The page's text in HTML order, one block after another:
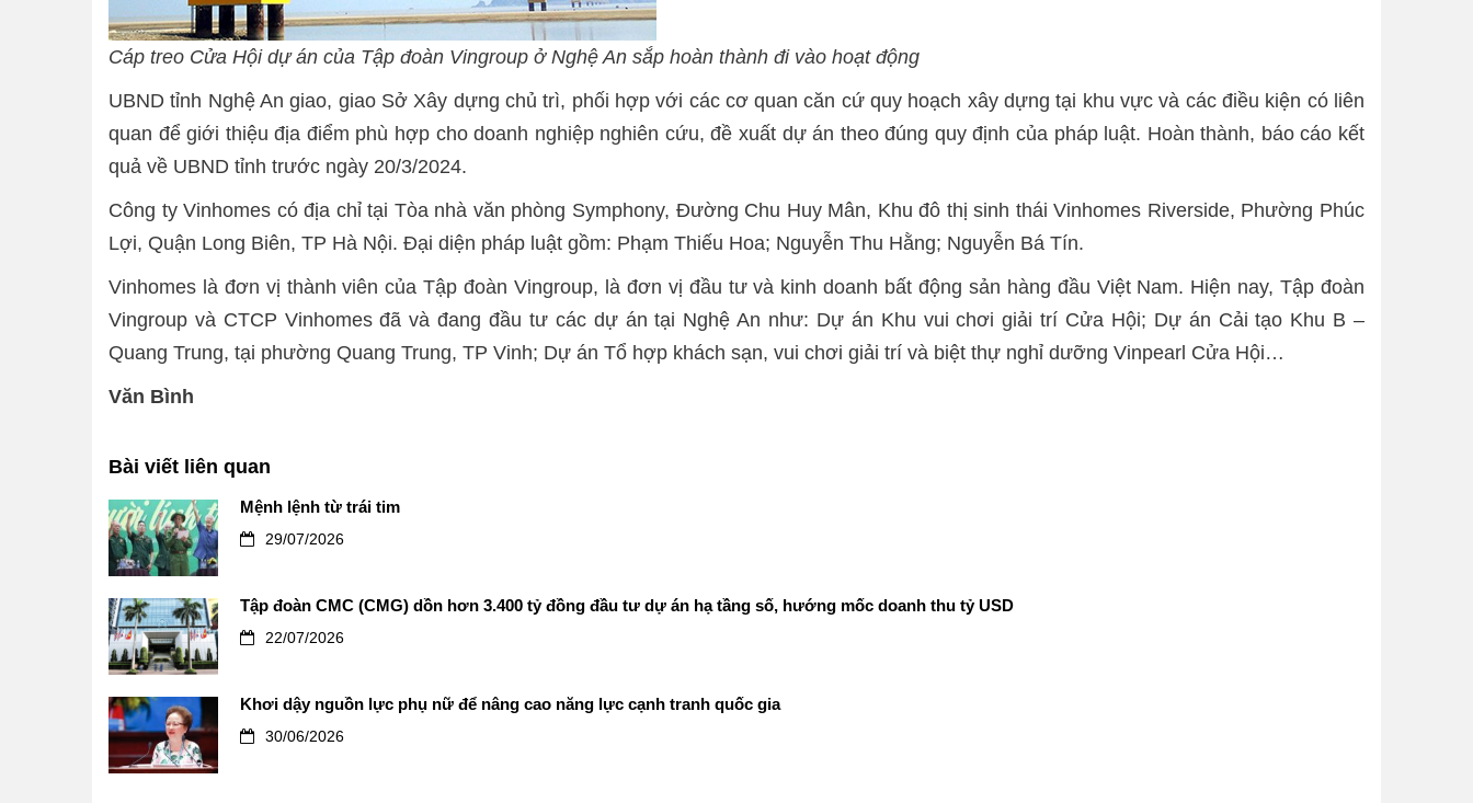
Cáp treo Cửa Hội dự án của Tập đoàn Vingroup ở Nghệ An sắp hoàn thành đi vào hoạt động
UBND tỉnh Nghệ An giao, giao Sở Xây dựng chủ trì, phối hợp với các cơ quan căn cứ quy hoạch xây dựng tại khu vực và các điều kiện có liên
quan để giới thiệu địa điểm phù hợp cho doanh nghiệp nghiên cứu, đề xuất dự án theo đúng quy định của pháp luật. Hoàn thành, báo cáo kết
quả về UBND tỉnh trước ngày 20/3/2024.
Công ty Vinhomes có địa chỉ tại Tòa nhà văn phòng Symphony, Đường Chu Huy Mân, Khu đô thị sinh thái Vinhomes Riverside, Phường Phúc
Lợi, Quận Long Biên, TP Hà Nội. Đại diện pháp luật gồm: Phạm Thiếu Hoa; Nguyễn Thu Hằng; Nguyễn Bá Tín.
Vinhomes là đơn vị thành viên của Tập đoàn Vingroup, là đơn vị đầu tư và kinh doanh bất động sản hàng đầu Việt Nam. Hiện nay, Tập đoàn
Vingroup và CTCP Vinhomes đã và đang đầu tư các dự án tại Nghệ An như: Dự án Khu vui chơi giải trí Cửa Hội; Dự án Cải tạo Khu B –
Quang Trung, tại phường Quang Trung, TP Vinh; Dự án Tổ hợp khách sạn, vui chơi giải trí và biệt thự nghỉ dưỡng Vinpearl Cửa Hội…
Văn Bình
Bài viết liên quan
Mệnh lệnh từ trái tim
29/07/2026
Tập đoàn CMC (CMG) dồn hơn 3.400 tỷ đồng đầu tư dự án hạ tầng số, hướng mốc doanh thu tỷ USD
22/07/2026
Khơi dậy nguồn lực phụ nữ để nâng cao năng lực cạnh tranh quốc gia
30/06/2026